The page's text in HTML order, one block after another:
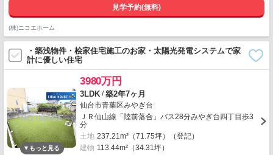
見学予約(無料)
(株)ニコエホーム
・築浅物件・桧家住宅施工のお家・太陽光発電システムで家
計に優しい住宅
3980万円
3LDK /築2年7ヶ月
仙台市青葉区みやぎ台
ＪＲ仙山線「陸前落合」バス28分みやぎ台四丁目歩3
分
土地 237.21m²（71.75坪）（登記）
建物 113.44m²（34.31坪）